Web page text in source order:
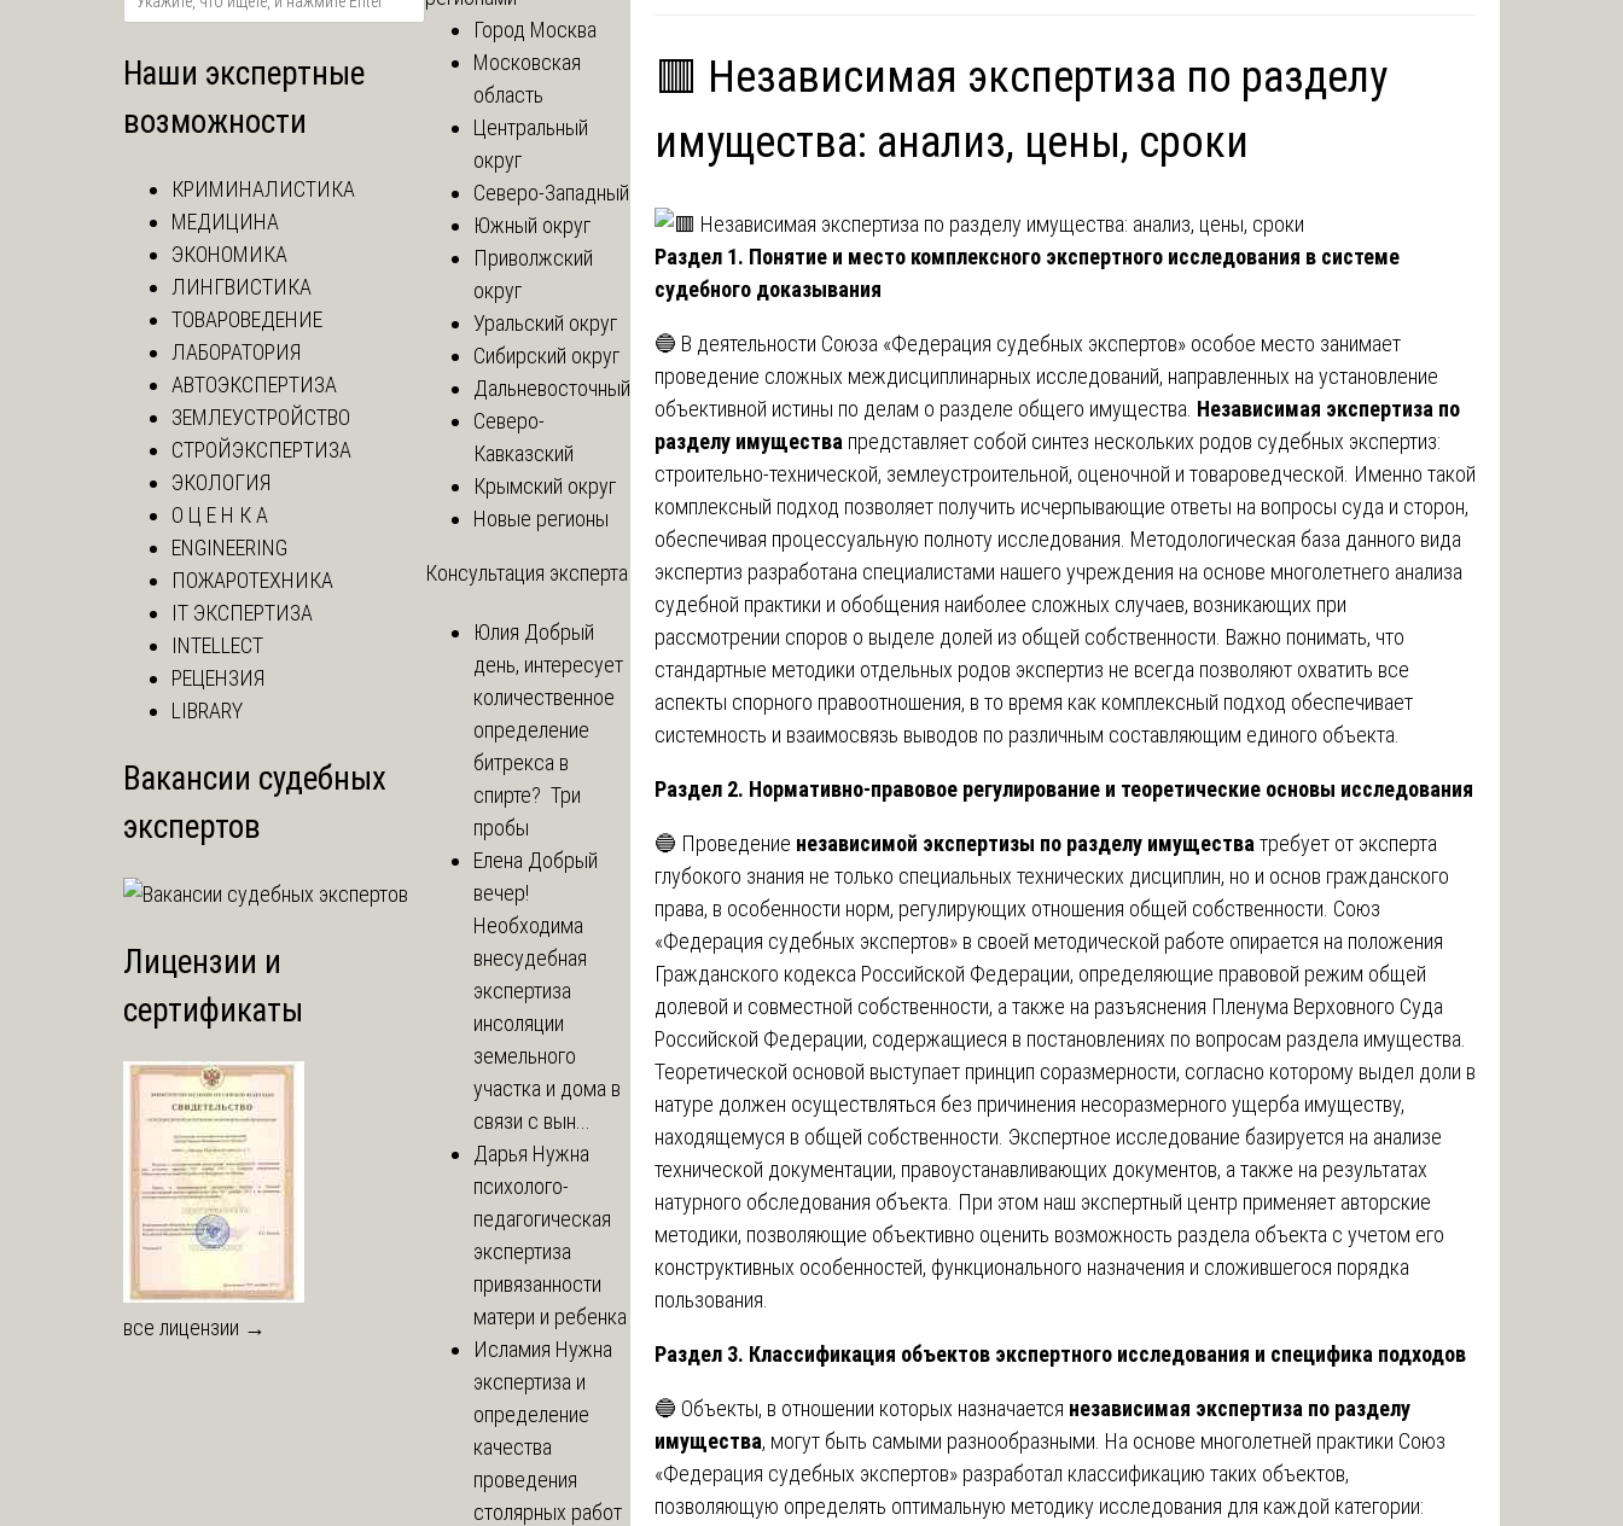
🟥 Независимая экспертиза по разделу
имущества: анализ, цены, сроки
Раздел 1. Понятие и место комплексного экспертного исследования в системе
судебного доказывания
🔵 В деятельности Союза «Федерация судебных экспертов» особое место занимает
проведение сложных междисциплинарных исследований, направленных на установление
объективной истины по делам о разделе общего имущества. Независимая экспертиза по
разделу имущества представляет собой синтез нескольких родов судебных экспертиз:
строительно-технической, землеустроительной, оценочной и товароведческой. Именно такой
комплексный подход позволяет получить исчерпывающие ответы на вопросы суда и сторон,
обеспечивая процессуальную полноту исследования. Методологическая база данного вида
экспертиз разработана специалистами нашего учреждения на основе многолетнего анализа
судебной практики и обобщения наиболее сложных случаев, возникающих при
рассмотрении споров о выделе долей из общей собственности. Важно понимать, что
стандартные методики отдельных родов экспертиз не всегда позволяют охватить все
аспекты спорного правоотношения, в то время как комплексный подход обеспечивает
системность и взаимосвязь выводов по различным составляющим единого объекта.
Раздел 2. Нормативно-правовое регулирование и теоретические основы исследования
🔵 Проведение независимой экспертизы по разделу имущества требует от эксперта
глубокого знания не только специальных технических дисциплин, но и основ гражданского
права, в особенности норм, регулирующих отношения общей собственности. Союз
«Федерация судебных экспертов» в своей методической работе опирается на положения
Гражданского кодекса Российской Федерации, определяющие правовой режим общей
долевой и совместной собственности, а также на разъяснения Пленума Верховного Суда
Российской Федерации, содержащиеся в постановлениях по вопросам раздела имущества.
Теоретической основой выступает принцип соразмерности, согласно которому выдел доли в
натуре должен осуществляться без причинения несоразмерного ущерба имуществу,
находящемуся в общей собственности. Экспертное исследование базируется на анализе
технической документации, правоустанавливающих документов, а также на результатах
натурного обследования объекта. При этом наш экспертный центр применяет авторские
методики, позволяющие объективно оценить возможность раздела объекта с учетом его
конструктивных особенностей, функционального назначения и сложившегося порядка
пользования.
Раздел 3. Классификация объектов экспертного исследования и специфика подходов
🔵 Объекты, в отношении которых назначается независимая экспертиза по разделу
имущества, могут быть самыми разнообразными. На основе многолетней практики Союз
«Федерация судебных экспертов» разработал классификацию таких объектов,
позволяющую определять оптимальную методику исследования для каждой категории:
Наши экспертные
возможности
КРИМИНАЛИСТИКА
МЕДИЦИНА
ЭКОНОМИКА
ЛИНГВИСТИКА
ТОВАРОВЕДЕНИЕ
ЛАБОРАТОРИЯ
АВТОЭКСПЕРТИЗА
ЗЕМЛЕУСТРОЙСТВО
СТРОЙЭКСПЕРТИЗА
ЭКОЛОГИЯ
О Ц Е Н К А
ENGINEERING
ПОЖАРОТЕХНИКА
IT ЭКСПЕРТИЗА
INTELLECT
РЕЦЕНЗИЯ
LIBRARY
Вакансии судебных
экспертов
Лицензии и
сертификаты
все лицензии →
Город Москва
Московская
область
Центральный
округ
Северо-Западный
Южный округ
Приволжский
округ
Уральский округ
Сибирский округ
Дальневосточный
Северо-
Кавказский
Крымский округ
Новые регионы
Консультация эксперта
Юлия Добрый
день, интересует
количественное
определение
битрекса в
спирте? Три
пробы
Елена Добрый
вечер!
Необходима
внесудебная
экспертиза
инсоляции
земельного
участка и дома в
связи с вын...
Дарья Нужна
психолого-
педагогическая
экспертиза
привязанности
матери и ребенка
Исламия Нужна
экспертиза и
определение
качества
проведения
столярных работ